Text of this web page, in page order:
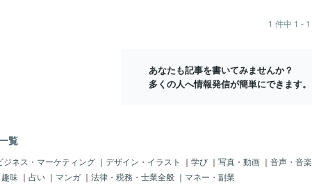
へのお土産として購入。会場
る聡の方々でいっぱいにな
た。圧倒されて小さくなり
ッチで会場に入り、座席に座
してました。ABEMAやYou
1 件中 1 - 1
あなたも記事を書いてみませんか？
多くの人へ情報発信が簡単にできます。
覧
ジネス・マーケティング ｜ デザイン・イラスト ｜ 学び ｜ 写真・動画 ｜ 音声・音楽
味 ｜ 占い ｜ マンガ ｜ 法律・税務・士業全般 ｜ マネー・副業